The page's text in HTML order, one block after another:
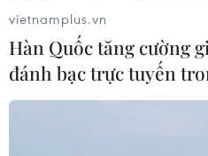
vietnamplus.vn
Hàn Quốc tăng cường
đánh bạc trực tuyến